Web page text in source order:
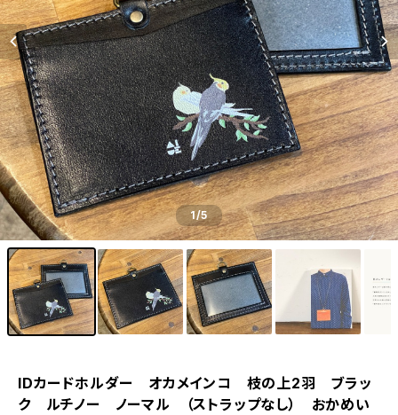
1/5
IDカードホルダー オカメインコ 枝の上2羽 ブラッ
ク ルチノー ノーマル （ストラップなし） おかめい